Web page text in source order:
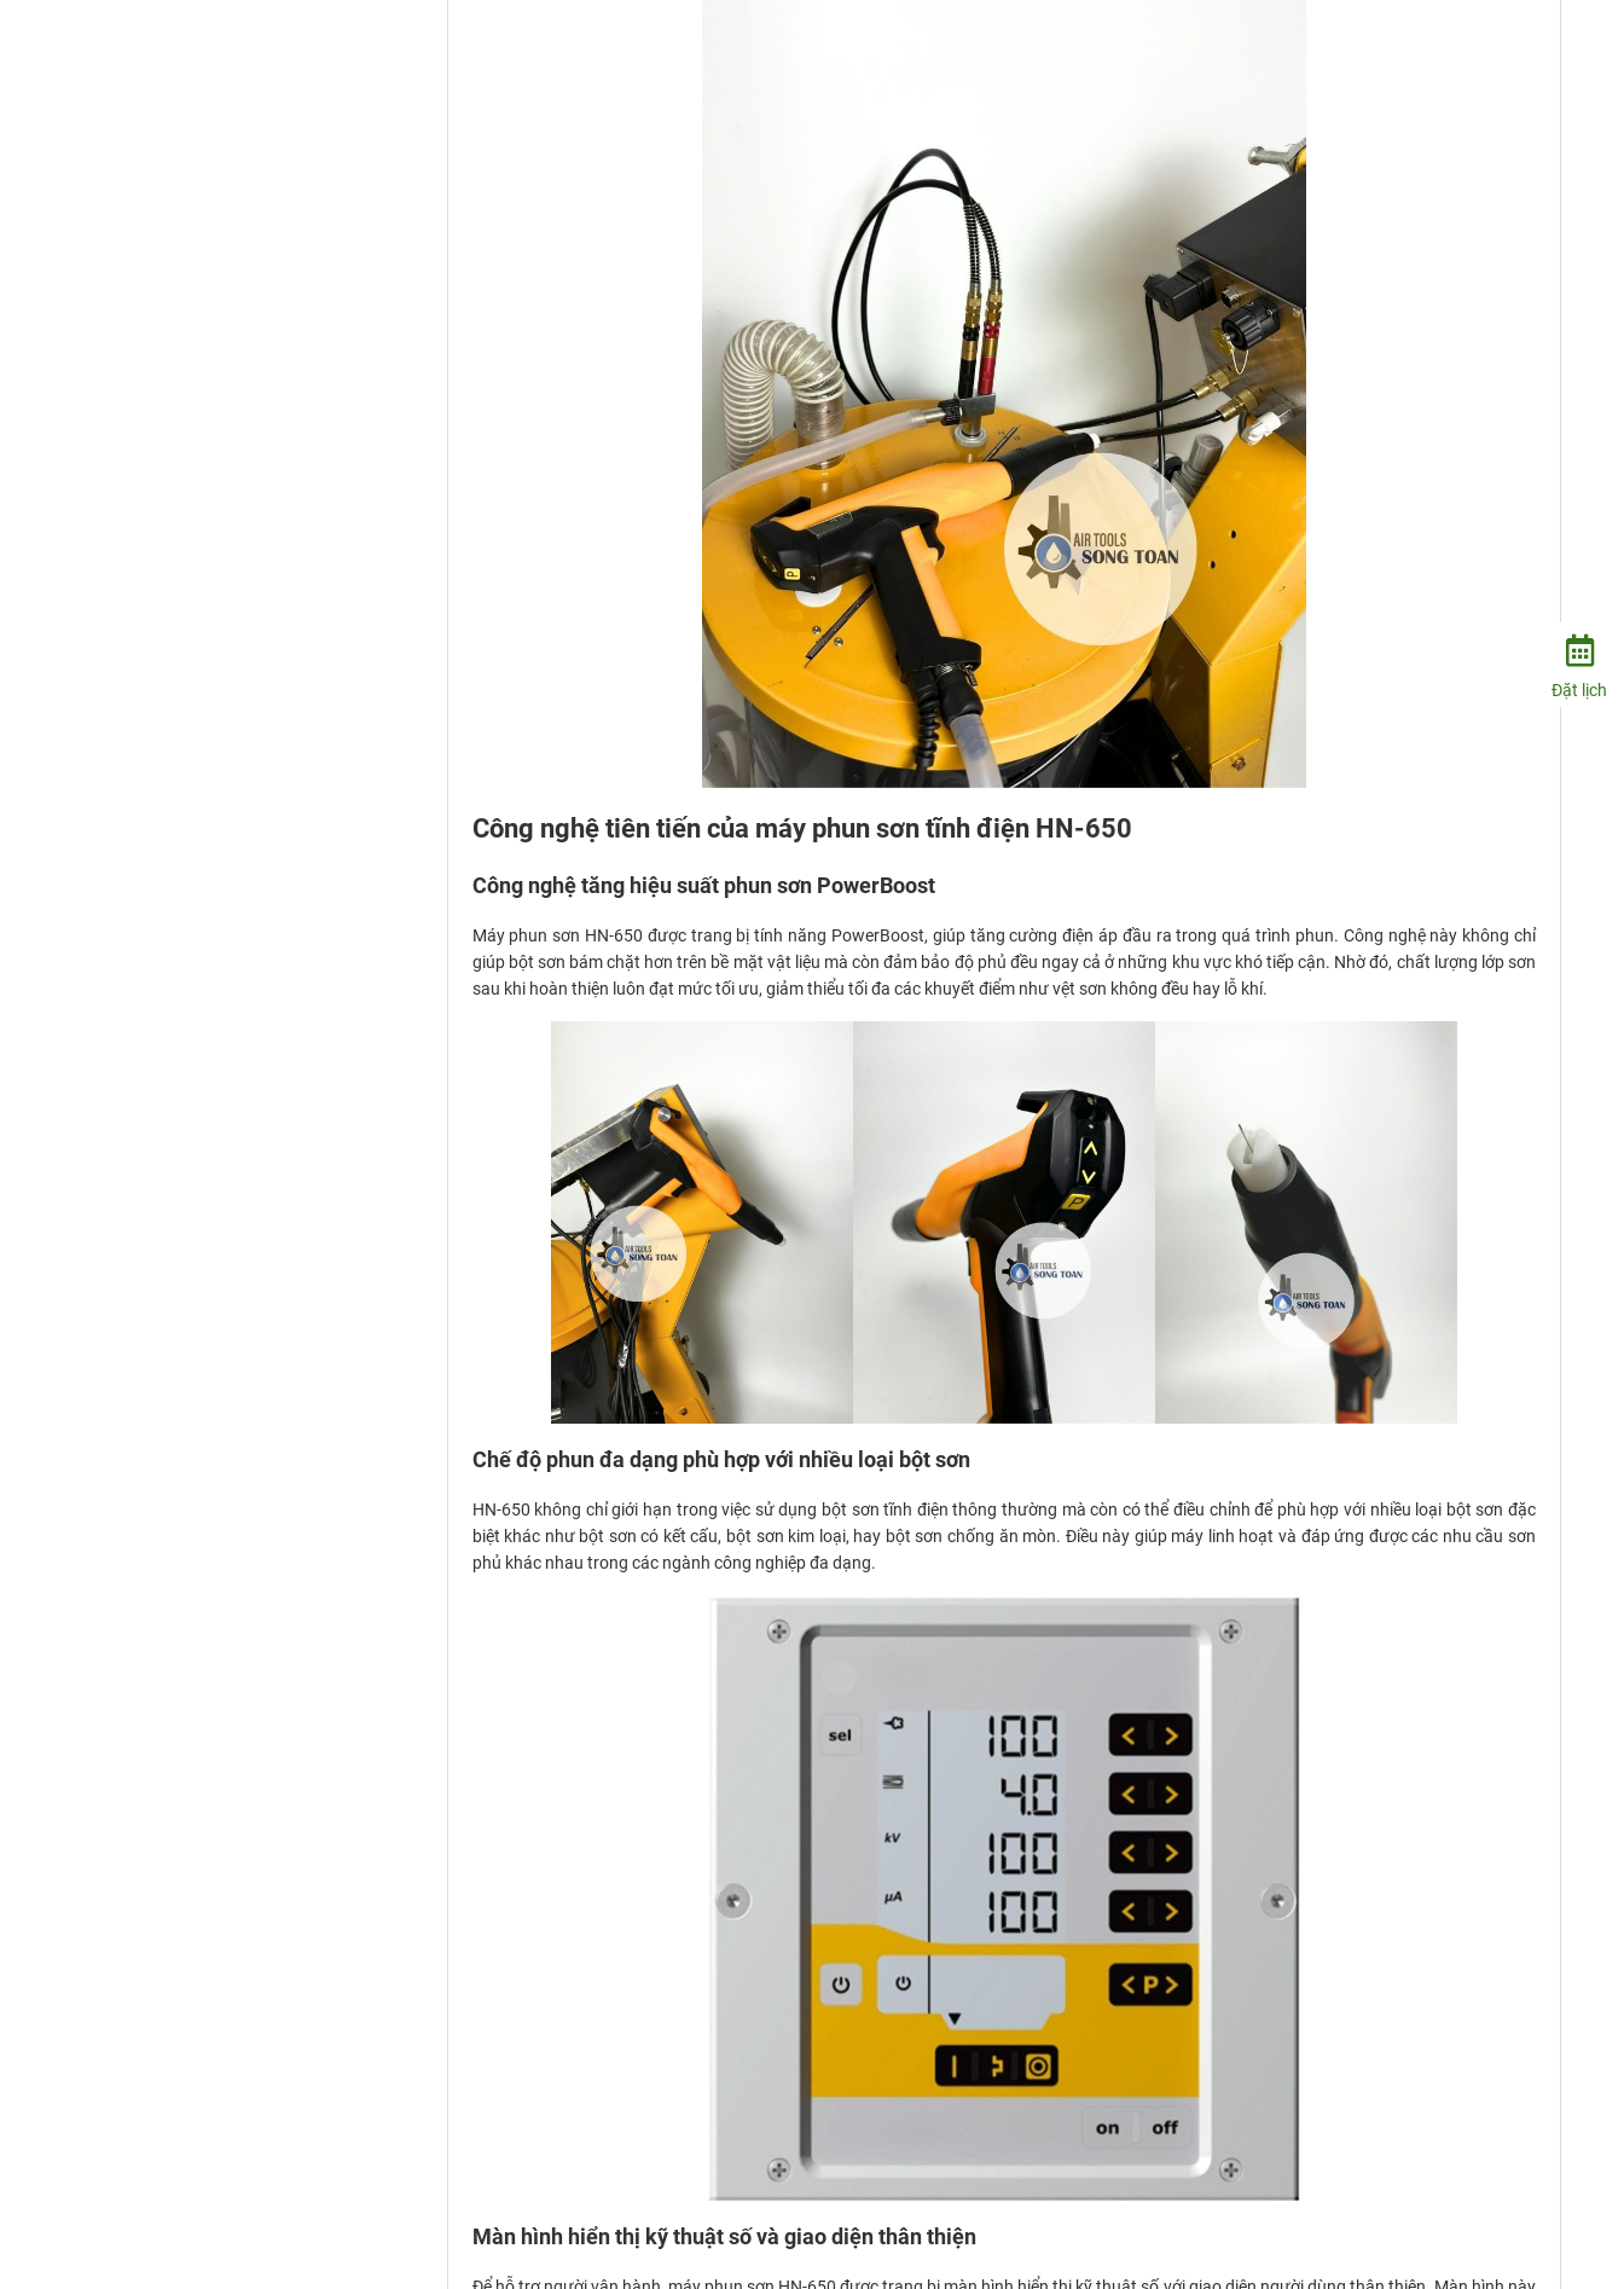
Công nghệ tiên tiến của máy phun sơn tĩnh điện HN-650
Công nghệ tăng hiệu suất phun sơn PowerBoost
Máy phun sơn HN-650 được trang bị tính năng PowerBoost, giúp tăng cường điện áp đầu ra trong quá trình phun. Công nghệ này không chỉ
giúp bột sơn bám chặt hơn trên bề mặt vật liệu mà còn đảm bảo độ phủ đều ngay cả ở những khu vực khó tiếp cận. Nhờ đó, chất lượng lớp sơn
sau khi hoàn thiện luôn đạt mức tối ưu, giảm thiểu tối đa các khuyết điểm như vệt sơn không đều hay lỗ khí.
Chế độ phun đa dạng phù hợp với nhiều loại bột sơn
HN-650 không chỉ giới hạn trong việc sử dụng bột sơn tĩnh điện thông thường mà còn có thể điều chỉnh để phù hợp với nhiều loại bột sơn đặc
biệt khác như bột sơn có kết cấu, bột sơn kim loại, hay bột sơn chống ăn mòn. Điều này giúp máy linh hoạt và đáp ứng được các nhu cầu sơn
phủ khác nhau trong các ngành công nghiệp đa dạng.
Màn hình hiển thị kỹ thuật số và giao diện thân thiện
Đặt lịch